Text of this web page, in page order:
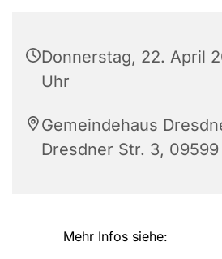
Donnerstag, 22. April
Uhr
Gemeindehaus
Dresdner Str. 3,
Mehr Infos siehe: